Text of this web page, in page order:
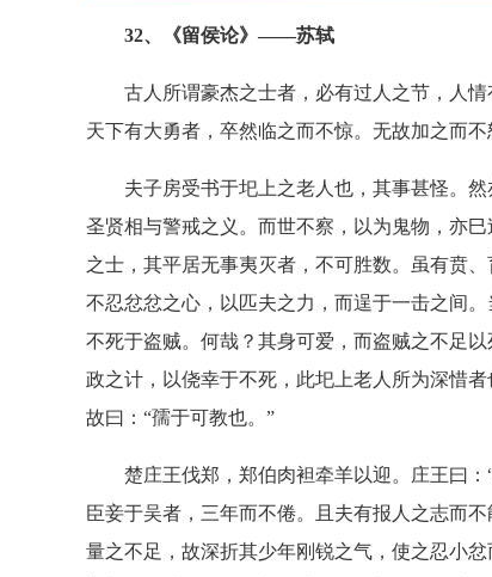
32、《留侯论》——苏轼
古人所谓豪杰之士者，必有过人之节，人情
天下有大勇者，卒然临之而不惊。无故加之而
夫子房受书于圯上之老人也，其事甚怪。然
圣贤相与警戒之义。而世不察，以为鬼物，亦
之士，其平居无事夷灭者，不可胜数。虽有贲
不忍忿忿之心，以匹夫之力，而逞于一击之间
不死于盗贼。何哉？其身可爱，而盗贼之不足
政之计，以侥幸于不死，此圯上老人所为深惜
故曰：“孺于可教也。”
楚庄王伐郑，郑伯肉袒牵羊以迎。庄王曰：“
臣妾于吴者，三年而不倦。且夫有报人之志而
量之不足，故深折其少年刚锐之气，使之忍小